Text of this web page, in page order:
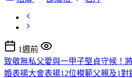
1週前
致敬無私父愛與一甲子堅貞守候！
婚表揚大會表揚12位模範父親及1對